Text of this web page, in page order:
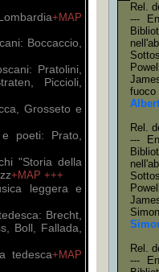
+MAP
Boccaccio,
Pratolini,
Piccioli,
Grosseto e
poeti: Prato,
"Storia della
+MAP +++
leggera e
Brecht,
Boll, Fallada,
tedesca+MAP
Rel.
---
Rel.
---
Rel.
---